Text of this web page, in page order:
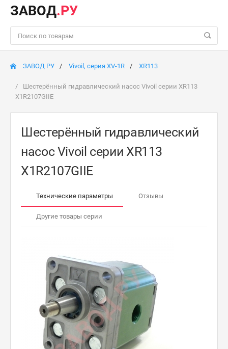
ЗАВОД.РУ
ЗАВОД РУ Vivoil, серия XV-1R XR113
Шестерённый гидравлический насос Vivoil серии XR113
X1R2107GIIE
Шестерённый гидравлический
насос Vivoil серии XR113
X1R2107GIIE
Технические параметры Отзывы
Другие товары серии